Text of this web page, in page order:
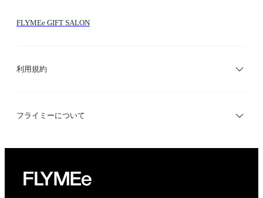
FLYMEe GIFT SALON
利用規約
利用規約
フライミーについて